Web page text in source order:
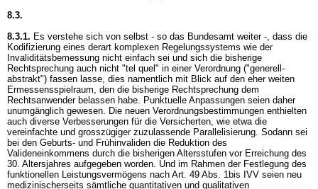
8.3.
8.3.1. Es verstehe sich von selbst - so das Bundesamt weiter -, dass die
Kodifizierung eines derart komplexen Regelungssystems wie der
Invaliditätsbemessung nicht einfach sei und sich die bisherige
Rechtsprechung auch nicht "tel quel" in einer Verordnung ("generell-
abstrakt") fassen lasse, dies namentlich mit Blick auf den eher weiten
Ermessensspielraum, den die bisherige Rechtsprechung dem
Rechtsanwender belassen habe. Punktuelle Anpassungen seien daher
unumgänglich gewesen. Die neuen Verordnungsbestimmungen enthielten
auch diverse Verbesserungen für die Versicherten, wie etwa die
vereinfachte und grosszügiger zuzulassende Parallelisierung. Sodann sei
bei den Geburts- und Frühinvaliden die Reduktion des
Valideneinkommens durch die bisherigen Altersstufen vor Erreichung des
30. Altersjahres aufgegeben worden. Und im Rahmen der Festlegung des
funktionellen Leistungsvermögens nach Art. 49 Abs. 1bis IVV seien neu
medizinischerseits sämtliche quantitativen und qualitativen